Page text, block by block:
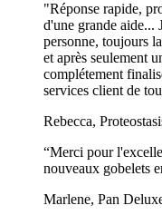
"Réponse rapide,
d'une grande aide...
personne, toujours
et après seulement
complétement
services client de
Rebecca,
“Merci pour
nouveaux gobelets
Marlene, Pan